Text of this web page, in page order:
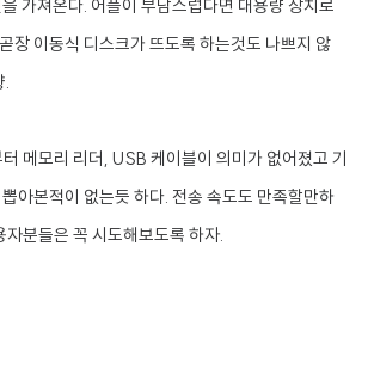
가져온다. 어플이 부담스럽다면 대용량 장치로
장 이동식 디스크가 뜨도록 하는것도 나쁘지 않
.
메모리 리더, USB 케이블이 의미가 없어졌고 기
아본적이 없는듯 하다. 전송 속도도 만족할만하
분들은 꼭 시도해보도록 하자.